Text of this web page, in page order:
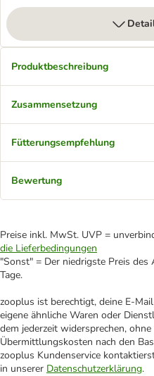
Produktbeschreibung
Zusammensetzung
Fütterungsempfehlung
Bewertung
Preise inkl. MwSt. UVP =
die Lieferbedingungen
"Sonst" = Der niedrigste Preis
Tage.
zooplus ist berechtigt, deine E-
eigene ähnliche Waren oder
dem jederzeit widersprechen,
Übermittlungskosten nach den
zooplus Kundenservice
in unserer Datenschutzerklärung.